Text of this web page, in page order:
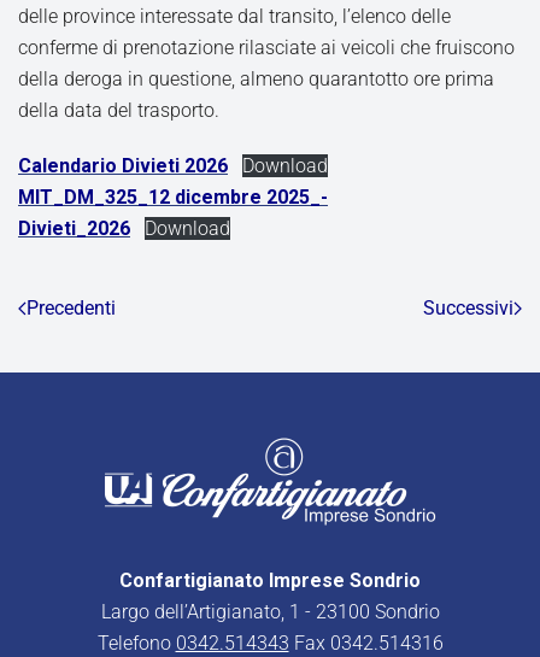
delle province interessate dal transito, l’elenco delle
conferme di prenotazione rilasciate ai veicoli che fruiscono
della deroga in questione, almeno quarantotto ore prima
della data del trasporto.
Calendario Divieti 2026
Download
MIT_DM_325_12 dicembre 2025_-
Divieti_2026
Download
Precedenti Successivi
Confartigianato Imprese Sondrio
Largo dell’Artigianato, 1 - 23100 Sondrio
Telefono 0342.514343 Fax 0342.514316